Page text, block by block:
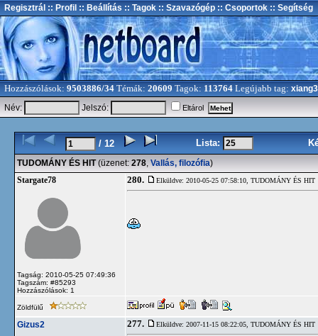
Regisztrál :: Profil :: Beállítás :: Tagok :: Szavazógép :: Csoportok :: Segítség
Hozzászólások: 9503886/34 Témák: 20609 Tagok: 113764 Legújabb tag:
Név:
Jelszó: Eltárol
/ 12 Lista:
TUDOMÁNY ÉS HIT(üzenet: 278, Vallás, filozófia)
Stargate78
Tagság: 2010-05-25 07:49:36
Tagszám: #85293
Hozzászólások: 1
280. Elküldve: 2010-05-25 07:58:10, TUDOMÁNY ÉS HIT
Zöldfülű
Gizus2 277. Elküldve: 2007-11-15 08:22:05, TUDOMÁNY ÉS HIT